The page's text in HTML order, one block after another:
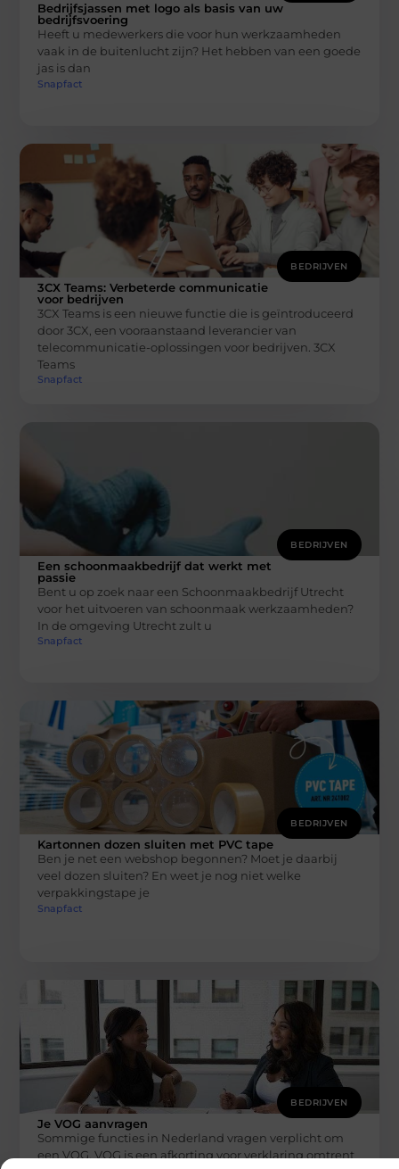
Bedrijfsjassen met logo als basis van uw
bedrijfsvoering
Heeft u medewerkers die voor hun werkzaamheden
vaak in de buitenlucht zijn? Het hebben van een goede
jas is dan
Snapfact
BEDRIJVEN
3CX Teams: Verbeterde communicatie
voor bedrijven
3CX Teams is een nieuwe functie die is geïntroduceerd
door 3CX, een vooraanstaand leverancier van
telecommunicatie-oplossingen voor bedrijven. 3CX
Teams
Snapfact
BEDRIJVEN
Een schoonmaakbedrijf dat werkt met
passie
Bent u op zoek naar een Schoonmaakbedrijf Utrecht
voor het uitvoeren van schoonmaak werkzaamheden?
In de omgeving Utrecht zult u
Snapfact
BEDRIJVEN
Kartonnen dozen sluiten met PVC tape
Ben je net een webshop begonnen? Moet je daarbij
veel dozen sluiten? En weet je nog niet welke
verpakkingstape je
Snapfact
BEDRIJVEN
Je VOG aanvragen
Sommige functies in Nederland vragen verplicht om
een VOG. VOG is een afkorting voor verklaring omtrent